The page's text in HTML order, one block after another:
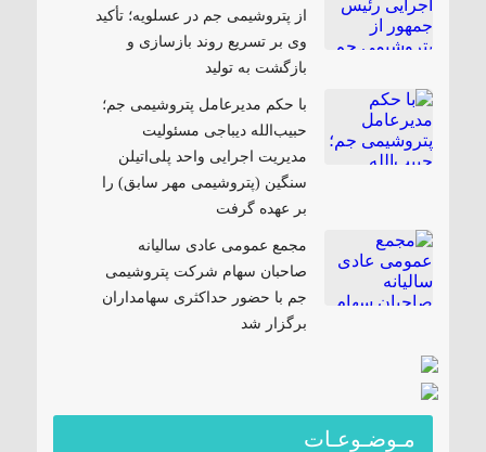
از پتروشیمی جم در عسلویه؛ تأکید
وی بر تسریع روند بازسازی و
بازگشت به تولید
با حکم مدیرعامل پتروشیمی جم؛
حبیب‌الله دیباجی مسئولیت
مدیریت اجرایی واحد پلی‌اتیلن
سنگین (پتروشیمی مهر سابق) را
بر عهده گرفت
مجمع عمومی عادی سالیانه
صاحبان سهام شرکت پتروشیمی
جم با حضور حداکثری سهامداران
برگزار شد
مـوضـوعـات